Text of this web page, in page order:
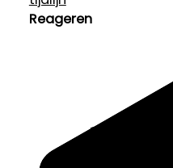
Reageren